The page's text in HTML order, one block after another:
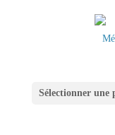
Sélectionner une